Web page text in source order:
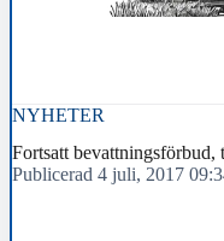
NYHETER
Fortsatt bevattningsförbud,
Publicerad 4 juli, 2017